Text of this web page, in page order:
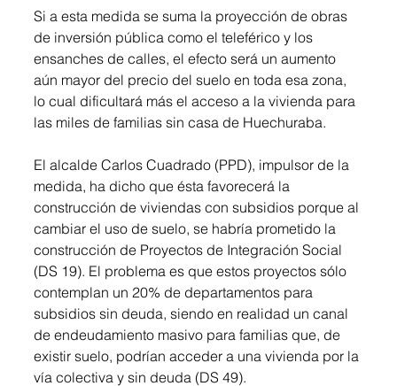
Si a esta medida se suma la proyección de obras
de inversión pública como el teleférico y los
ensanches de calles, el efecto será un aumento
aún mayor del precio del suelo en toda esa zona,
lo cual dificultará más el acceso a la vivienda para
las miles de familias sin casa de Huechuraba.
El alcalde Carlos Cuadrado (PPD), impulsor de la
medida, ha dicho que ésta favorecerá la
construcción de viviendas con subsidios porque al
cambiar el uso de suelo, se habría prometido la
construcción de Proyectos de Integración Social
(DS 19). El problema es que estos proyectos sólo
contemplan un 20% de departamentos para
subsidios sin deuda, siendo en realidad un canal
de endeudamiento masivo para familias que, de
existir suelo, podrían acceder a una vivienda por la
vía colectiva y sin deuda (DS 49).